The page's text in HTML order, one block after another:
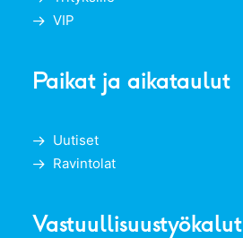
VIP
Paikat ja aikataulut
Uutiset
Ravintolat
Vastuullisuustyökalut